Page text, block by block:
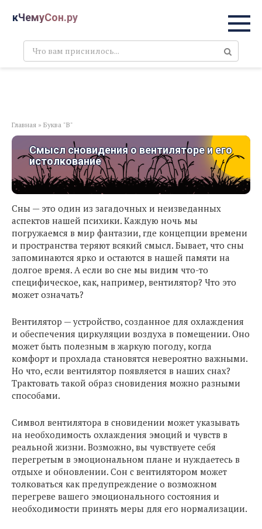
кЧемуСон.ру
Поиск:
Главная » Буква "В"
Смысл сновидения о вентиляторе и его
истолкование
Сны — это один из загадочных и неизведанных
аспектов нашей психики. Каждую ночь мы
погружаемся в мир фантазии, где концепции времени
и пространства теряют всякий смысл. Бывает, что сны
запоминаются ярко и остаются в нашей памяти на
долгое время. А если во сне мы видим что-то
специфическое, как, например, вентилятор? Что это
может означать?
Вентилятор — устройство, созданное для охлаждения
и обеспечения циркуляции воздуха в помещении. Оно
может быть полезным в жаркую погоду, когда
комфорт и прохлада становятся невероятно важными.
Но что, если вентилятор появляется в наших снах?
Трактовать такой образ сновидения можно разными
способами.
Символ вентилятора в сновидении может указывать
на необходимость охлаждения эмоций и чувств в
реальной жизни. Возможно, вы чувствуете себя
перегретым в эмоциональном плане и нуждаетесь в
отдыхе и обновлении. Сон с вентилятором может
толковаться как предупреждение о возможном
перегреве вашего эмоционального состояния и
необходимости принять меры для его нормализации.